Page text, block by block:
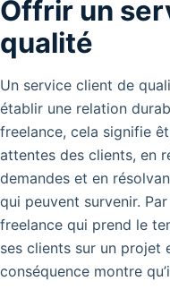
Offrir un
qualité
Un service client de
établir une relation
freelance, cela signifie
attentes des clients, en
demandes et en
qui peuvent survenir.
freelance qui prend le
ses clients sur un projet
conséquence montre